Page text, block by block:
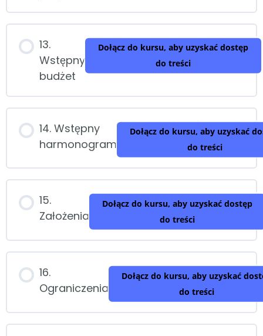
13.
Wstępny
budżet
Dołącz do kursu, aby uzyskać dostęp
do treści
14. Wstępny
harmonogram
Dołącz do kursu, aby uzyskać
do treści
15.
Założenia
Dołącz do kursu, aby uzyskać dostęp
do treści
16.
Ograniczenia
Dołącz do kursu, aby uzyskać
do treści